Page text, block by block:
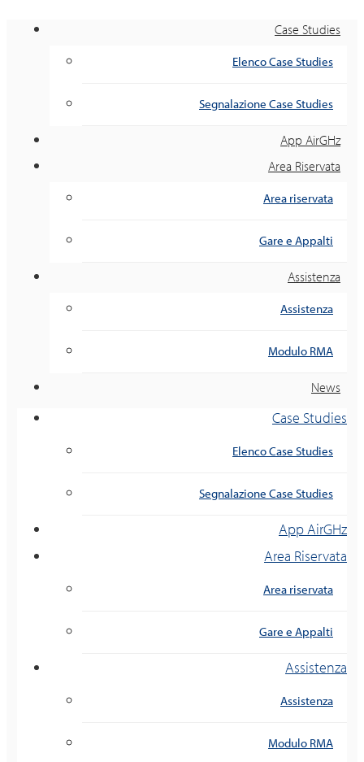
Case Studies
Elenco Case Studies
Segnalazione Case Studies
App AirGHz
Area Riservata
Area riservata
Gare e Appalti
Assistenza
Assistenza
Modulo RMA
News
Case Studies
Elenco Case Studies
Segnalazione Case Studies
App AirGHz
Area Riservata
Area riservata
Gare e Appalti
Assistenza
Assistenza
Modulo RMA